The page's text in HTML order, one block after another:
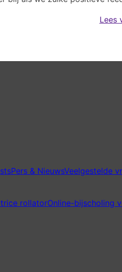
Lees
Pers & NieuwsVeelgestelde
rollatorOnline-bijscholing